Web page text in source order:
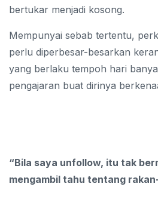
bertukar menjadi kosong.
Mempunyai sebab tertentu,
perlu diperbesar-besarkan
yang berlaku tempoh hari
pengajaran buat dirinya
“Bila saya unfollow, itu tak
mengambil tahu tentang